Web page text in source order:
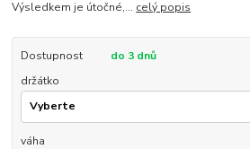
Výsledkem je útočné,... celý popis
Dostupnost
do 3 dnů
držátko
váha